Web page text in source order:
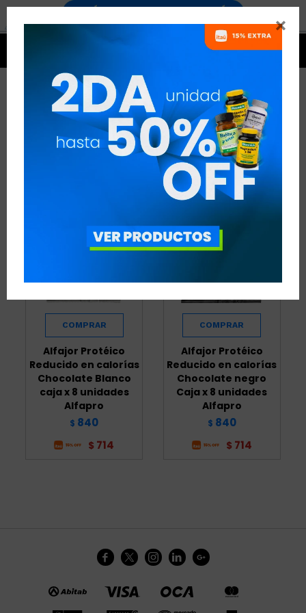

PRODUCTOS ALFAPRO
RECOMENDADOS
Alfajor Protéico
Reducido en calorías
Chocolate Blanco
caja x 8 unidades
Alfapro
$ 840
$ 714
Alfajor Protéico
Reducido en calorías
Chocolate negro
Caja x 8 unidades
Alfapro
$ 840
$ 714
    